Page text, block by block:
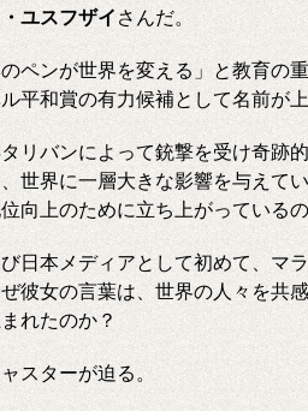
ユスフザイ さんだ。
のペンが世界を変える」と教育の
ル平和賞の有力候補として名前が
タリバンによって銃撃を受け奇跡
世界に一層大きな影響を与えて
向上のために立ち上がっているの
日本メディアとして初めて、マ
彼女の言葉は、世界の人々を共
れたのか？
スターが迫る。